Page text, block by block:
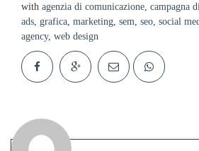
with agenzia di comunicazione campagna
ads grafica marketing sem seo social
agency, web design